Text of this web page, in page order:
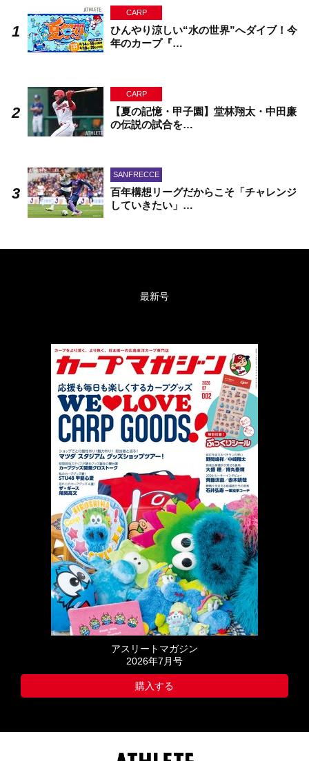
CARP
ひんやり涼しい“水の世界”へダイブ！今
年のカープ『…
CARP
【夏の記憶・甲子園】堂林翔太・中田廉
の伝説の試合を…
SANFRECCE
百年構想リーグだからこそ「チャレンジ
していきたい」…
最新号
アスリートマガジン
2026年7月号
購入する